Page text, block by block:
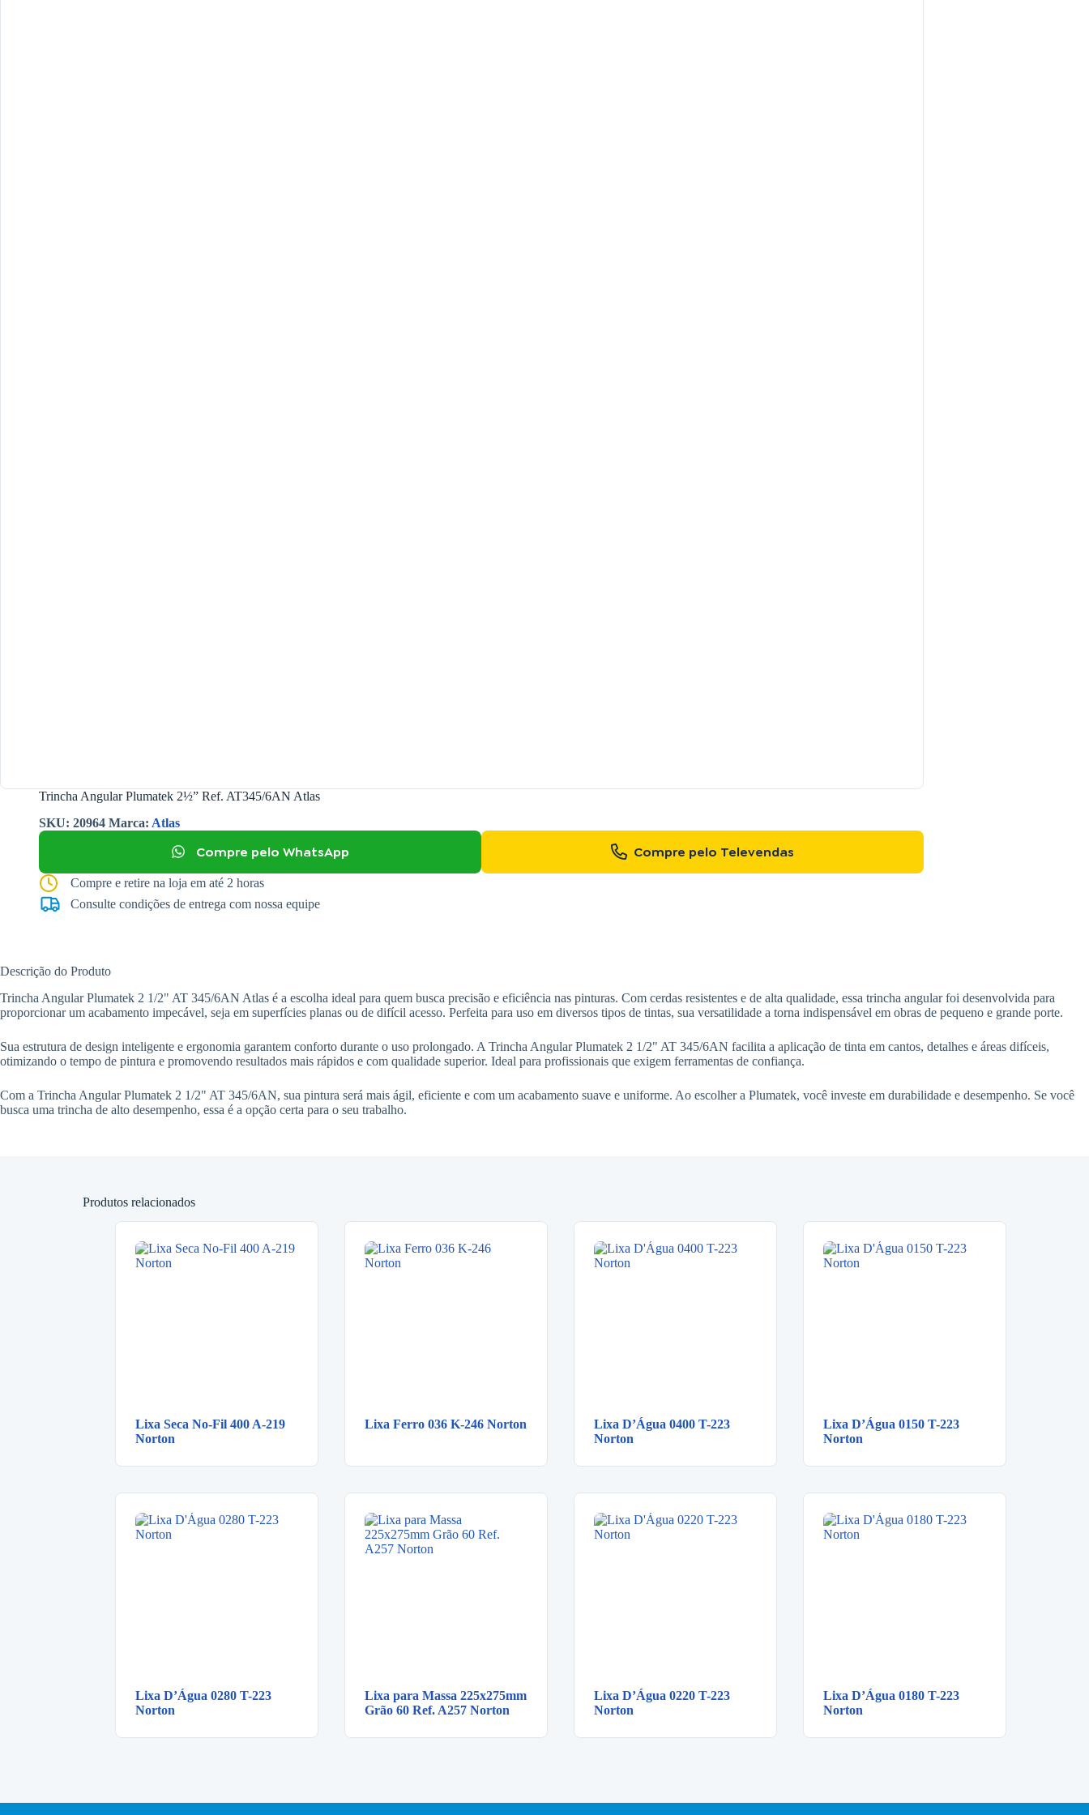
Trincha Angular Plumatek 2½” Ref. AT345/6AN Atlas
SKU: 20964 Marca: Atlas
Compre pelo WhatsApp Compre pelo Televendas
Compre e retire na loja em até 2 horas
Consulte condições de entrega com nossa equipe
Descrição do Produto
Trincha Angular Plumatek 2 1/2" AT 345/6AN Atlas é a escolha ideal para quem busca precisão e eficiência nas pinturas. Com cerdas resistentes e de alta qualidade, essa trincha angular foi desenvolvida para
proporcionar um acabamento impecável, seja em superfícies planas ou de difícil acesso. Perfeita para uso em diversos tipos de tintas, sua versatilidade a torna indispensável em obras de pequeno e grande porte.
Sua estrutura de design inteligente e ergonomia garantem conforto durante o uso prolongado. A Trincha Angular Plumatek 2 1/2" AT 345/6AN facilita a aplicação de tinta em cantos, detalhes e áreas difíceis,
otimizando o tempo de pintura e promovendo resultados mais rápidos e com qualidade superior. Ideal para profissionais que exigem ferramentas de confiança.
Com a Trincha Angular Plumatek 2 1/2" AT 345/6AN, sua pintura será mais ágil, eficiente e com um acabamento suave e uniforme. Ao escolher a Plumatek, você investe em durabilidade e desempenho. Se você
busca uma trincha de alto desempenho, essa é a opção certa para o seu trabalho.
Produtos relacionados
Lixa Seca No-Fil 400 A-219
Norton
Lixa Ferro 036 K-246 Norton
Lixa D’Água 0400 T-223
Norton
Lixa D’Água 0150 T-223
Norton
Lixa D’Água 0280 T-223
Norton
Lixa para Massa 225x275mm
Grão 60 Ref. A257 Norton
Lixa D’Água 0220 T-223
Norton
Lixa D’Água 0180 T-223
Norton